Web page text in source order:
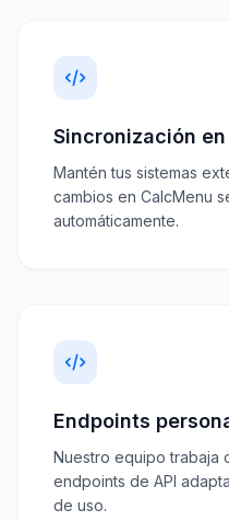
Sincronización
Mantén tus sistemas
cambios en CalcMenu
automáticamente.
Endpoints
Nuestro equipo trabaja
endpoints de API
de uso.